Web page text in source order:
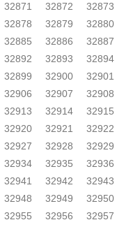
32871 32872
32873
32878 32879
32880
32885 32886
32887
32892 32893
32894
32899 32900
32901
32906 32907
32908
32913 32914
32915
32920 32921
32922
32927 32928
32929
32934 32935
32936
32941 32942
32943
32948 32949
32950
32955 32956
32957